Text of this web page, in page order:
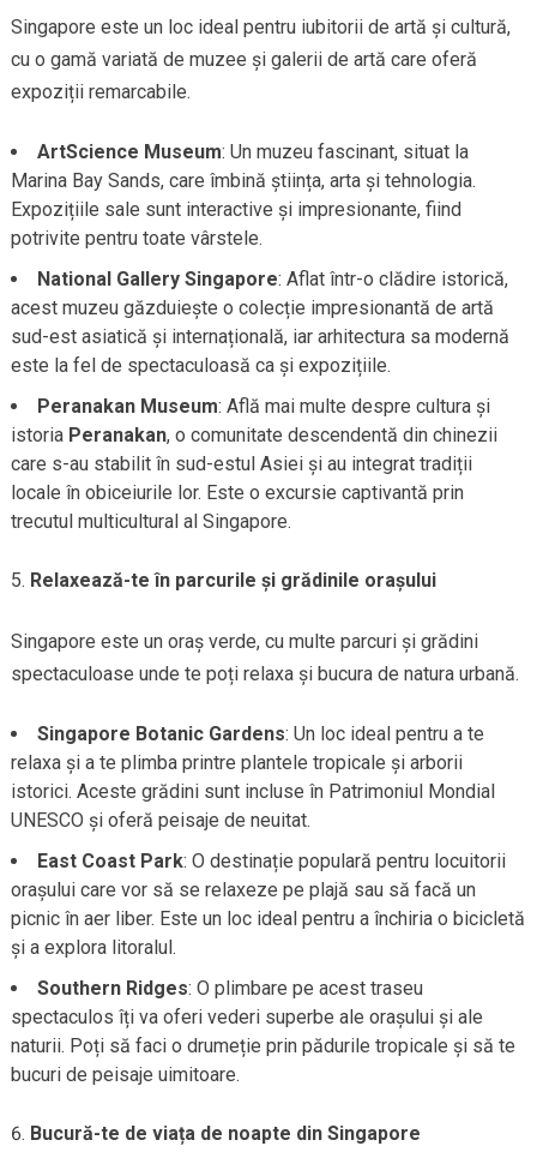
Singapore este un loc ideal pentru iubitorii de artă și cultură,
cu o gamă variată de muzee și galerii de artă care oferă
expoziții remarcabile.
ArtScience Museum: Un muzeu fascinant, situat la
Marina Bay Sands, care îmbină știința, arta și tehnologia.
Expozițiile sale sunt interactive și impresionante, fiind
potrivite pentru toate vârstele.
National Gallery Singapore: Aflat într-o clădire istorică,
acest muzeu găzduiește o colecție impresionantă de artă
sud-est asiatică și internațională, iar arhitectura sa modernă
este la fel de spectaculoasă ca și expozițiile.
Peranakan Museum: Află mai multe despre cultura și
istoria Peranakan, o comunitate descendentă din chinezii
care s-au stabilit în sud-estul Asiei și au integrat tradiții
locale în obiceiurile lor. Este o excursie captivantă prin
trecutul multicultural al Singapore.
Relaxează-te în parcurile și grădinile orașului
Singapore este un oraș verde, cu multe parcuri și grădini
spectaculoase unde te poți relaxa și bucura de natura urbană.
Singapore Botanic Gardens: Un loc ideal pentru a te
relaxa și a te plimba printre plantele tropicale și arborii
istorici. Aceste grădini sunt incluse în Patrimoniul Mondial
UNESCO și oferă peisaje de neuitat.
East Coast Park: O destinație populară pentru locuitorii
orașului care vor să se relaxeze pe plajă sau să facă un
picnic în aer liber. Este un loc ideal pentru a închiria o bicicletă
și a explora litoralul.
Southern Ridges: O plimbare pe acest traseu
spectaculos îți va oferi vederi superbe ale orașului și ale
naturii. Poți să faci o drumeție prin pădurile tropicale și să te
bucuri de peisaje uimitoare.
Bucură-te de viața de noapte din Singapore